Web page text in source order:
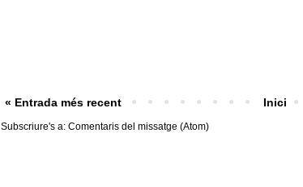
« Entrada més recent Inici
Subscriure's a: Comentaris del missatge (Atom)